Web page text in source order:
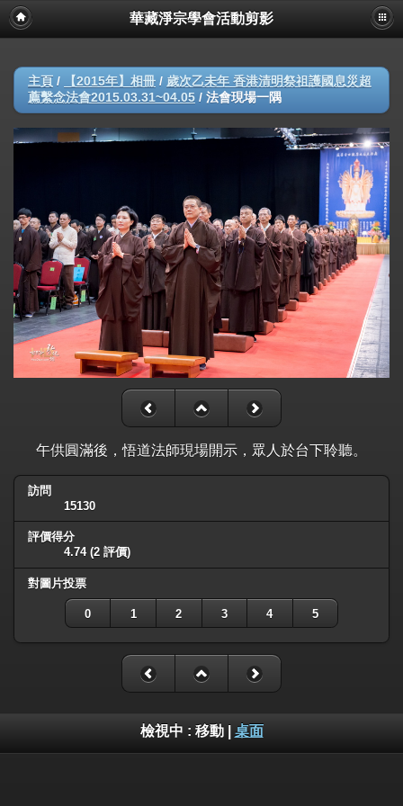
華藏淨宗學會活動剪影
主頁 / 【2015年】相冊 / 歲次乙未年 香港清明祭祖護國息災超
薦繫念法會2015.03.31~04.05 / 法會現場一隅
午供圓滿後，悟道法師現場開示，眾人於台下聆聽。
訪問
15130
評價得分
4.74 (2 評價)
對圖片投票
0 1 2 3 4 5
檢視中 : 移動| 桌面